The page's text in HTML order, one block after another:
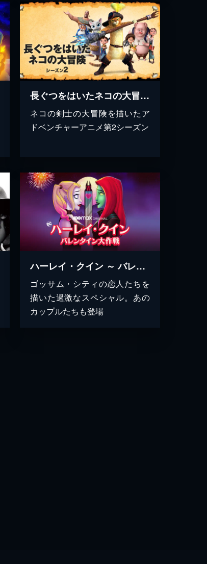
長ぐつをはいたネコの大冒険 シーズン２
ネコの剣士の大冒険を描いたア
ドベンチャーアニメ第2シーズン
ハーレイ・クイン ～ バレンタイン大作戦
ゴッサム・シティの恋人たちを
描いた過激なスペシャル。あの
カップルたちも登場